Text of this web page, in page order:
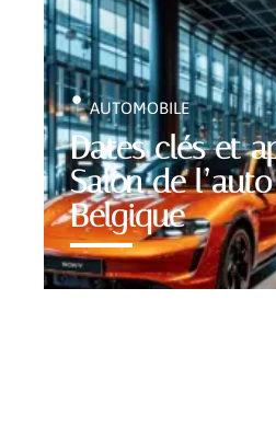
Dates clés et
Salon de
Belgique
AUTOMOBILE